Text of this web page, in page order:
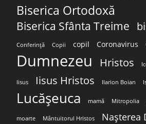
Biserica Ortodoxă
Biserica Sfânta Treime
Conferință Copii copil Coronavirus
Dumnezeu Hristos
Iisus Iisus Hristos Ilarion Boian
Lucășeuca mamă Mitropolia
moarte Mântuitorul Hristos Nașterea